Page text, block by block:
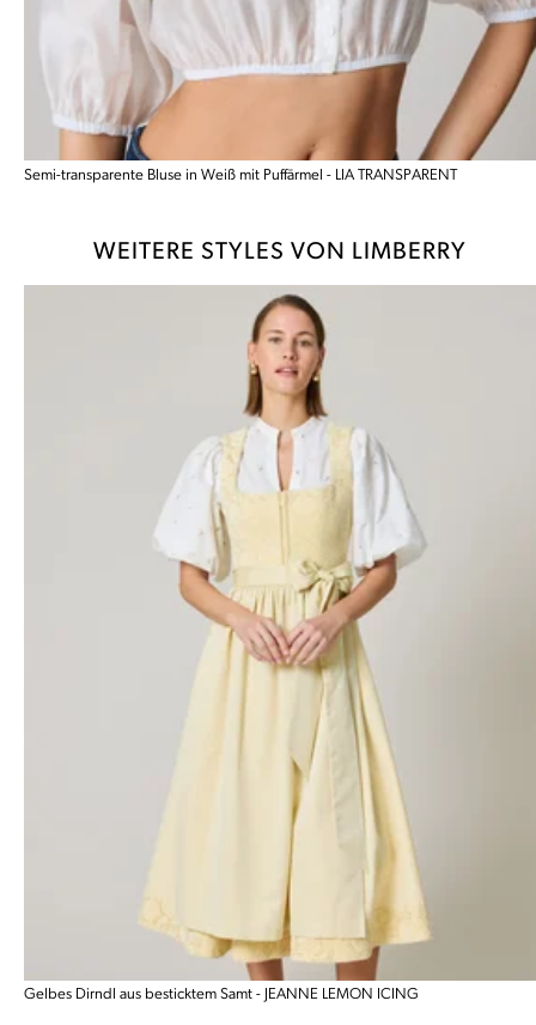
Semi-transparente Bluse in Weiß mit Puffärmel - LIA TRANSPARENT
WEITERE STYLES VON LIMBERRY
Gelbes Dirndl aus besticktem Samt - JEANNE LEMON ICING